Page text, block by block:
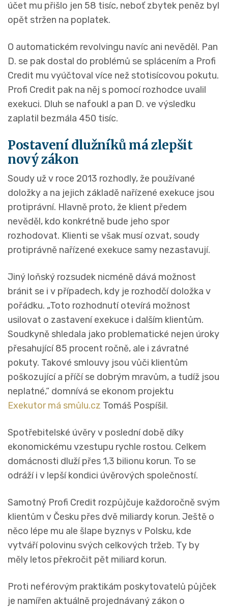
účet mu přišlo jen 58 tisíc, neboť zbytek peněz byl
opět stržen na poplatek.
O automatickém revolvingu navíc ani nevěděl. Pan
D. se pak dostal do problémů se splácením a Profi
Credit mu vyúčtoval více než stotisícovou pokutu.
Profi Credit pak na něj s pomocí rozhodce uvalil
exekuci. Dluh se nafoukl a pan D. ve výsledku
zaplatil bezmála 450 tisíc.
Postavení dlužníků má zlepšit
nový zákon
Soudy už v roce 2013 rozhodly, že používané
doložky a na jejich základě nařízené exekuce jsou
protiprávní. Hlavně proto, že klient předem
nevěděl, kdo konkrétně bude jeho spor
rozhodovat. Klienti se však musí ozvat, soudy
protiprávně nařízené exekuce samy nezastavují.
Jiný loňský rozsudek nicméně dává možnost
bránit se i v případech, kdy je rozhodčí doložka v
pořádku. „Toto rozhodnutí otevírá možnost
usilovat o zastavení exekuce i dalším klientům.
Soudkyně shledala jako problematické nejen úroky
přesahující 85 procent ročně, ale i závratné
pokuty. Takové smlouvy jsou vůči klientům
poškozující a příčí se dobrým mravům, a tudíž jsou
neplatné,“ domnívá se ekonom projektu
Exekutor má smůlu.cz Tomáš Pospíšil.
Spotřebitelské úvěry v poslední době díky
ekonomickému vzestupu rychle rostou. Celkem
domácnosti dluží přes 1,3 bilionu korun. To se
odráží i v lepší kondici úvěrových společností.
Samotný Profi Credit rozpůjčuje každoročně svým
klientům v Česku přes dvě miliardy korun. Ještě o
něco lépe mu ale šlape byznys v Polsku, kde
vytváří polovinu svých celkových tržeb. Ty by
měly letos překročit pět miliard korun.
Proti neférovým praktikám poskytovatelů půjček
je namířen aktuálně projednávaný zákon o